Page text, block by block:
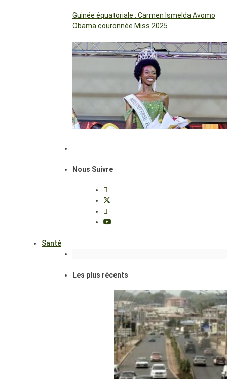
Guinée équatoriale : Carmen Ismelda Avomo
Obama couronnée Miss 2025
Nous Suivre
Santé
Les plus récents